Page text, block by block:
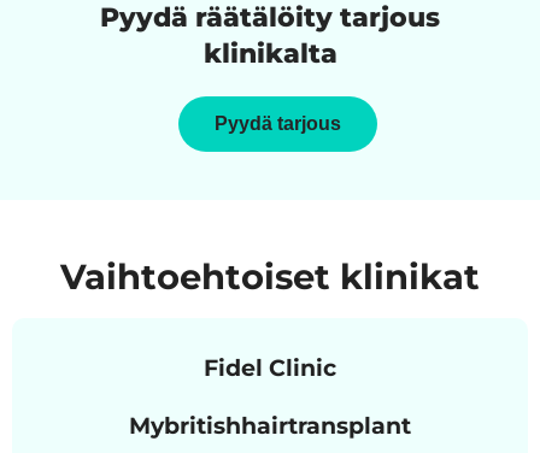
Pyydä räätälöity tarjous
klinikalta
Pyydä tarjous
Vaihtoehtoiset klinikat
Fidel Clinic
Mybritishhairtransplant